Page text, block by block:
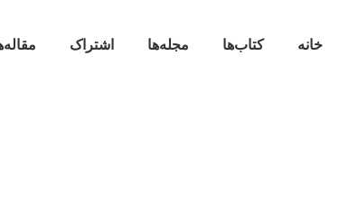
خانه کتاب‌ها مجله‌ها اشتراک